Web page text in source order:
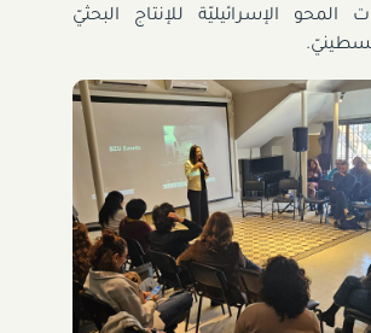
الإسرائيليّة للإنتاج البحثيّ